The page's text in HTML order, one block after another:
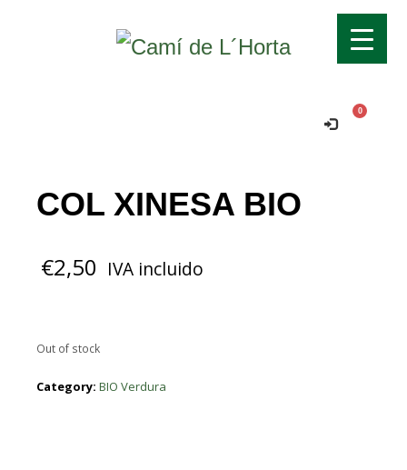
COL XINESA BIO
€2,50 IVA incluido
Out of stock
Category: BIO Verdura
Comanda mínima per a domicili 15€.
Ok!